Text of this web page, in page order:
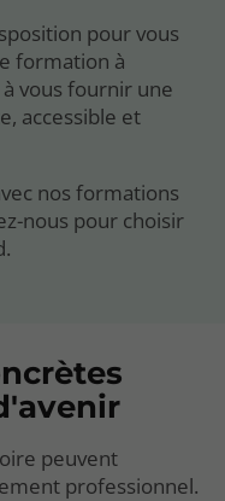
pour vous
formation à
vous fournir une
accessible et
nos formations
nous pour choisir
peuvent
professionnel.